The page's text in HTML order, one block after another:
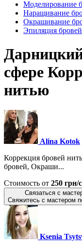
Моделирование
Наращивание
Окрашивание
Эпиляция бровей
сфере
нитью
Alina Kotok
Коррекция бровей
бровей, Окраши...
Стоимость от 250 грн/
Связаться с
Свяжитесь с мастером
Ksenia